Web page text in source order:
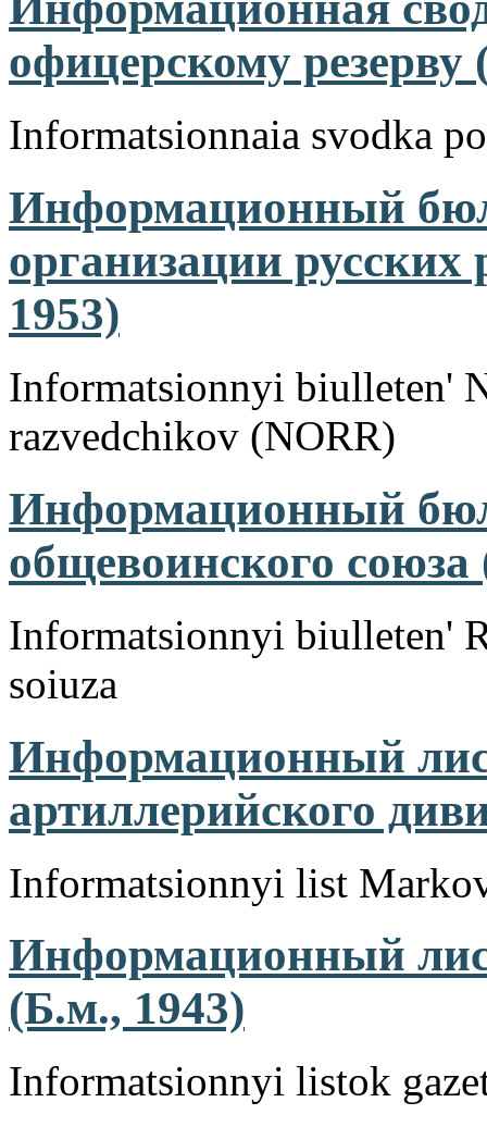
офицерскому резерву
Informatsionnaia svodka
Информационный
организации
1953)
Informatsionnyi biulleten'
razvedchikov (NORR)
Информационный
общевоинского
Informatsionnyi biulleten'
soiuza
Информационный
артиллерийского
Informatsionnyi list
Информационный
(Б.м., 1943)
Informatsionnyi listok